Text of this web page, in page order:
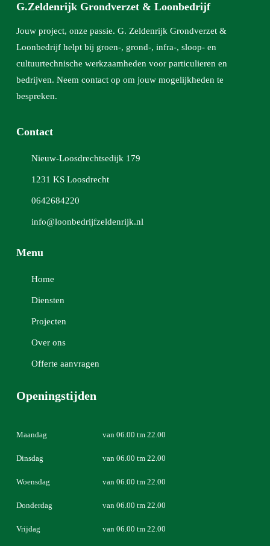
G.Zeldenrijk Grondverzet & Loonbedrijf
Jouw project, onze passie. G. Zeldenrijk Grondverzet &
Loonbedrijf helpt bij groen-, grond-, infra-, sloop- en
cultuurtechnische werkzaamheden voor particulieren en
bedrijven. Neem contact op om jouw mogelijkheden te
bespreken.
Contact
Nieuw-Loosdrechtsedijk 179
1231 KS Loosdrecht
0642684220
info@loonbedrijfzeldenrijk.nl
Menu
Home
Diensten
Projecten
Over ons
Offerte aanvragen
Openingstijden
Maandag van 06.00 tm 22.00
Dinsdag van 06.00 tm 22.00
Woensdag van 06.00 tm 22.00
Donderdag van 06.00 tm 22.00
Vrijdag van 06.00 tm 22.00